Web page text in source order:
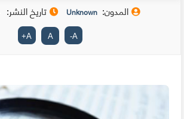
المدون: Unknown تاريخ النشر:
A
-
A
A
+